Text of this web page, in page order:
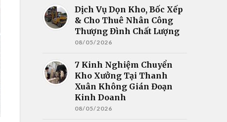
Dịch Vụ Dọn Kho, Bốc Xếp
& Cho Thuê Nhân Công
Thượng Đình Chất Lượng
08/05/2026
7 Kinh Nghiệm Chuyển
Kho Xưởng Tại Thanh
Xuân Không Gián Đoạn
Kinh Doanh
08/05/2026